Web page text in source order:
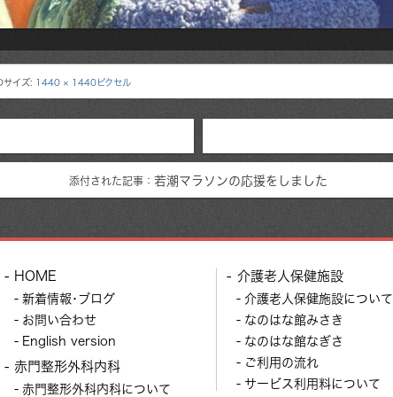
サイズ: 1440 × 1440ピクセル
添付された記事： 若潮マラソンの応援をしました
HOME
新着情報･ブログ
お問い合わせ
English version
赤門整形外科内科
赤門整形外科内科について
介護老人保健施設
介護老人保健施設について
なのはな館みさき
なのはな館なぎさ
ご利用の流れ
サービス利用料について